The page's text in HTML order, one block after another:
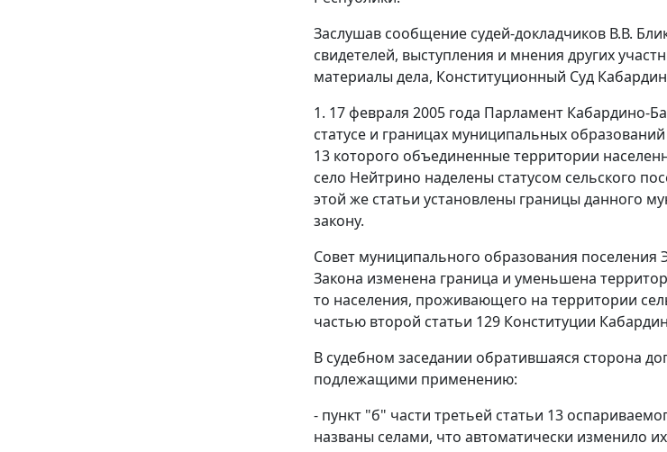
Заслушав сообщение судей-докладчиков В.В.
свидетелей, выступления и мнения других
материалы дела, Конституционный Суд
1. 17 февраля 2005 года Парламент Кабардино-
статусе и границах муниципальных
13 которого объединенные территории
село Нейтрино наделены статусом сельского
этой же статьи установлены границы данного
закону.
Совет муниципального образования
Закона изменена граница и уменьшена
то населения, проживающего на территории
частью второй статьи 129 Конституции
В судебном заседании обратившаяся сторона
подлежащими применению:
- пункт "б" части третьей статьи 13
названы селами, что автоматически изменило их